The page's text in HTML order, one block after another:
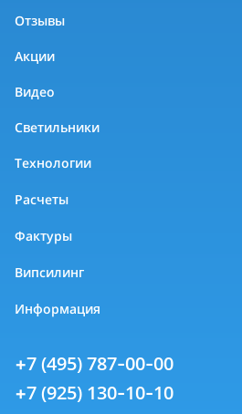
Отзывы
Акции
Видео
Светильники
Технологии
Расчеты
Фактуры
Випсилинг
Информация
+7 (495) 787-00-00
+7 (925) 130-10-10